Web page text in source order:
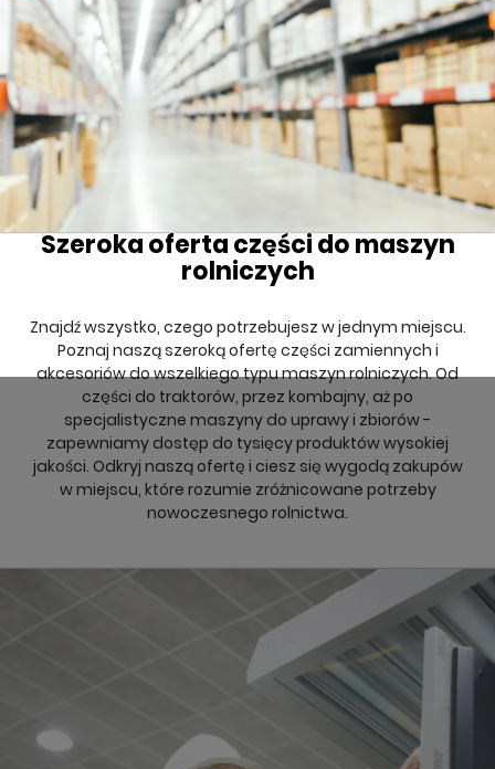
Szeroka oferta części do maszyn
rolniczych
Znajdź wszystko, czego potrzebujesz w jednym miejscu.
Poznaj naszą szeroką ofertę części zamiennych i
akcesoriów do wszelkiego typu maszyn rolniczych. Od
części do traktorów, przez kombajny, aż po
specjalistyczne maszyny do uprawy i zbiorów -
zapewniamy dostęp do tysięcy produktów wysokiej
jakości. Odkryj naszą ofertę i ciesz się wygodą zakupów
w miejscu, które rozumie zróżnicowane potrzeby
nowoczesnego rolnictwa.